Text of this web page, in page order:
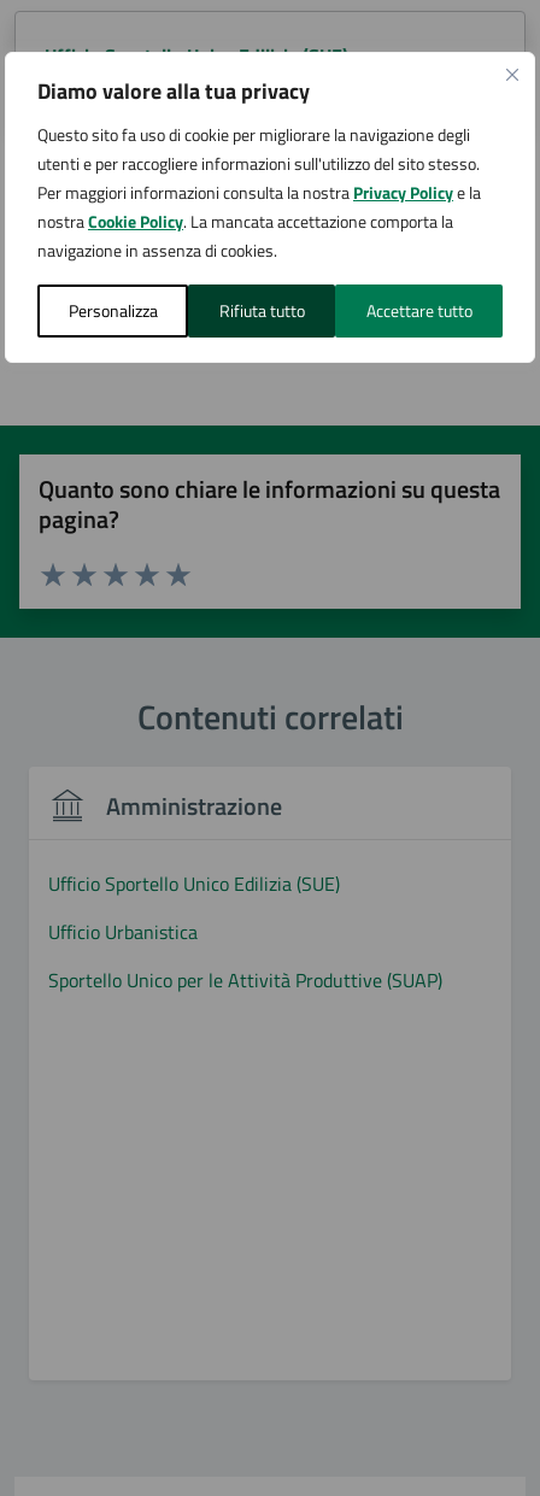
Diamo valore alla tua privacy
Questo sito fa uso di cookie per migliorare la navigazione degli
utenti e per raccogliere informazioni sull'utilizzo del sito stesso.
Per maggiori informazioni consulta la nostraPrivacy Policye la
nostraCookie Policy. La mancata accettazione comporta la
navigazione in assenza di cookies.
Personalizza Rifiuta tutto Accettare tutto
Ufficio Sportello Unico Edilizia (SUE)
Via San Carlo 2, Arona (NO)
Argomenti:
Urbanizzazione
Pagina aggiornata il 19/12/2024
Quanto sono chiare le informazioni su questa
pagina?
Valuta 5 stelle su 5
Valuta 4 stelle su 5
Valuta 3 stelle su 5
Valuta 2 stelle su 5
Valuta 1 stelle su 5
Contenuti correlati
Amministrazione
Ufficio Sportello Unico Edilizia (SUE)
Ufficio Urbanistica
Sportello Unico per le Attività Produttive (SUAP)